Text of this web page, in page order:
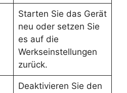
Starten Sie das Gerät
neu oder setzen Sie
es auf die
Werkseinstellungen
zurück.
Deaktivieren Sie den